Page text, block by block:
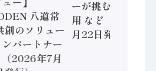
八道常
創のソリュー
ンパートナー
2026年7月
ーが挑むデータ活
用 など（2026年7
月22日発行）